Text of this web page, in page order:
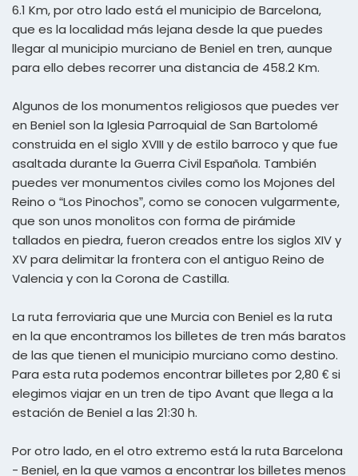
6.1 Km, por otro lado está el municipio de Barcelona,
que es la localidad más lejana desde la que puedes
llegar al municipio murciano de Beniel en tren, aunque
para ello debes recorrer una distancia de 458.2 Km.
Algunos de los monumentos religiosos que puedes ver
en Beniel son la Iglesia Parroquial de San Bartolomé
construida en el siglo XVIII y de estilo barroco y que fue
asaltada durante la Guerra Civil Española. También
puedes ver monumentos civiles como los Mojones del
Reino o “Los Pinochos”, como se conocen vulgarmente,
que son unos monolitos con forma de pirámide
tallados en piedra, fueron creados entre los siglos XIV y
XV para delimitar la frontera con el antiguo Reino de
Valencia y con la Corona de Castilla.
La ruta ferroviaria que une Murcia con Beniel es la ruta
en la que encontramos los billetes de tren más baratos
de las que tienen el municipio murciano como destino.
Para esta ruta podemos encontrar billetes por 2,80 € si
elegimos viajar en un tren de tipo Avant que llega a la
estación de Beniel a las 21:30 h.
Por otro lado, en el otro extremo está la ruta Barcelona
- Beniel, en la que vamos a encontrar los billetes menos